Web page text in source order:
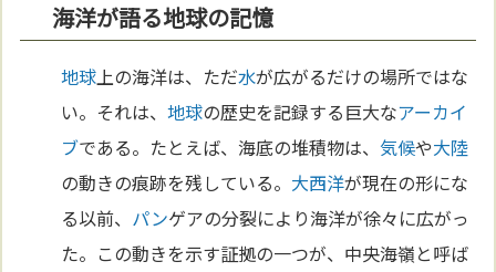
海洋が語る地球の記憶
地球上の海洋は、ただ水が広がるだけの場所ではな
い。それは、地球の歴史を記録する巨大なアーカイ
ブである。たとえば、海底の堆積物は、気候や大陸
の動きの痕跡を残している。 大西洋が現在の形にな
る以前、 パンゲアの分裂により海洋が徐々に広がっ
た。この動きを示す証拠の一つが、中央海嶺と呼ば